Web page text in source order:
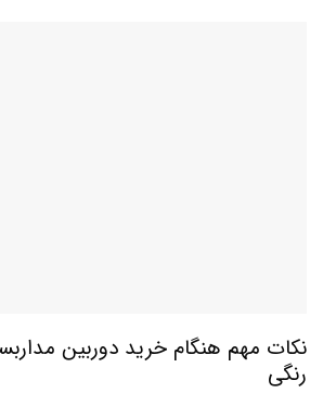
نکات مهم هنگام خرید دوربین
رنگی